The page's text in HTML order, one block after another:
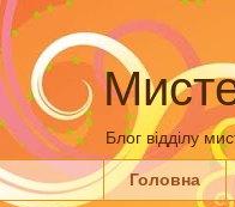
Блог відділу
Головна